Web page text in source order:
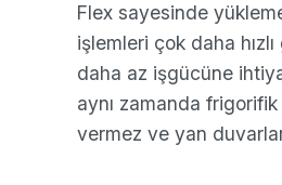
Flex sayesinde
işlemleri çok daha
daha az işgücüne
aynı zamanda
vermez ve yan